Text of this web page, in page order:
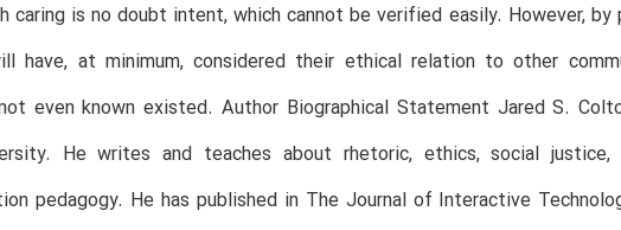
caring is no doubt intent, which cannot be verified easily. However,
have, at minimum, considered their ethical relation to other
even known existed. Author Biographical Statement Jared S.
He writes and teaches about rhetoric, ethics, social
pedagogy. He has published in The Journal of Interactive